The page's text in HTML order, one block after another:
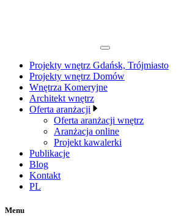
Projekty wnętrz Gdańsk, Trójmiasto
Projekty wnętrz Domów
Wnętrza Komeryjne
Architekt wnętrz
Oferta aranżacji
Oferta aranżacji wnętrz
Aranżacja online
Projekt kawalerki
Publikacje
Blog
Kontakt
PL
Menu